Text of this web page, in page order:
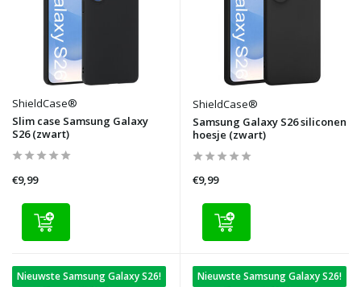
ShieldCase®
Slim case Samsung Galaxy
S26 (zwart)
€9,99
ShieldCase®
Samsung Galaxy S26 siliconen
hoesje (zwart)
€9,99
Nieuwste Samsung Galaxy S26! Nieuwste Samsung Galaxy S26!